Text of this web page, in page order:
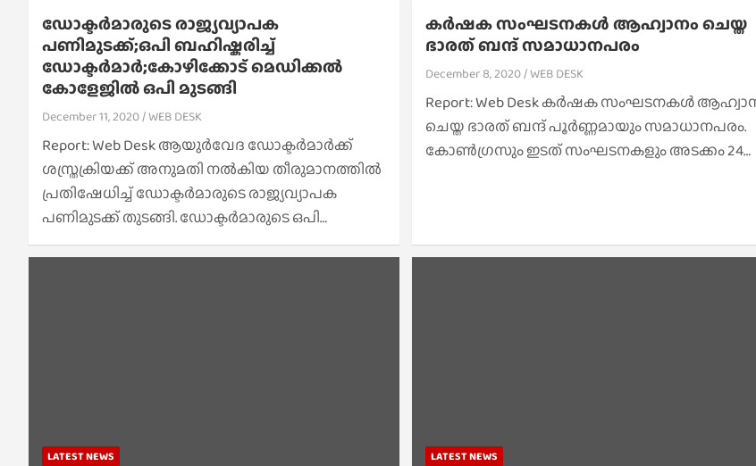
ഡോക്ടർമാരുടെ രാജ്യവ്യാപക
പണിമുടക്ക്;ഒപി ബഹിഷ്കരിച്ച്
ഡോക്ടര്‍മാര്‍;കോഴിക്കോട് മെഡിക്കല്‍
കോളേജിൽ ഒപി മുടങ്ങി
December 11, 2020 WEB DESK
Report: Web Desk ആയുർവേദ ഡോക്ടർമാർക്ക്
ശസ്ത്രക്രിയക്ക് അനുമതി നൽകിയ തീരുമാനത്തിൽ
പ്രതിഷേധിച്ച് ഡോക്ടർമാരുടെ രാജ്യവ്യാപക
പണിമുടക്ക് തുടങ്ങി. ഡോക്ടര്‍മാരുടെ ഒപി…
കർഷക സംഘടനകൾ ആഹ്വാനം ചെയ്ത
ഭാരത് ബന്ദ് സമാധാനപരം
December 8, 2020 WEB DESK
Report: Web Desk കർഷക സംഘടനകൾ
ചെയ്ത ഭാരത് ബന്ദ് പൂർണ്ണമായും സമാധാനപരം.
കോൺഗ്രസും ഇടത് സംഘടനകളും അടക്കം 24…
LATEST NEWS LATEST NEWS